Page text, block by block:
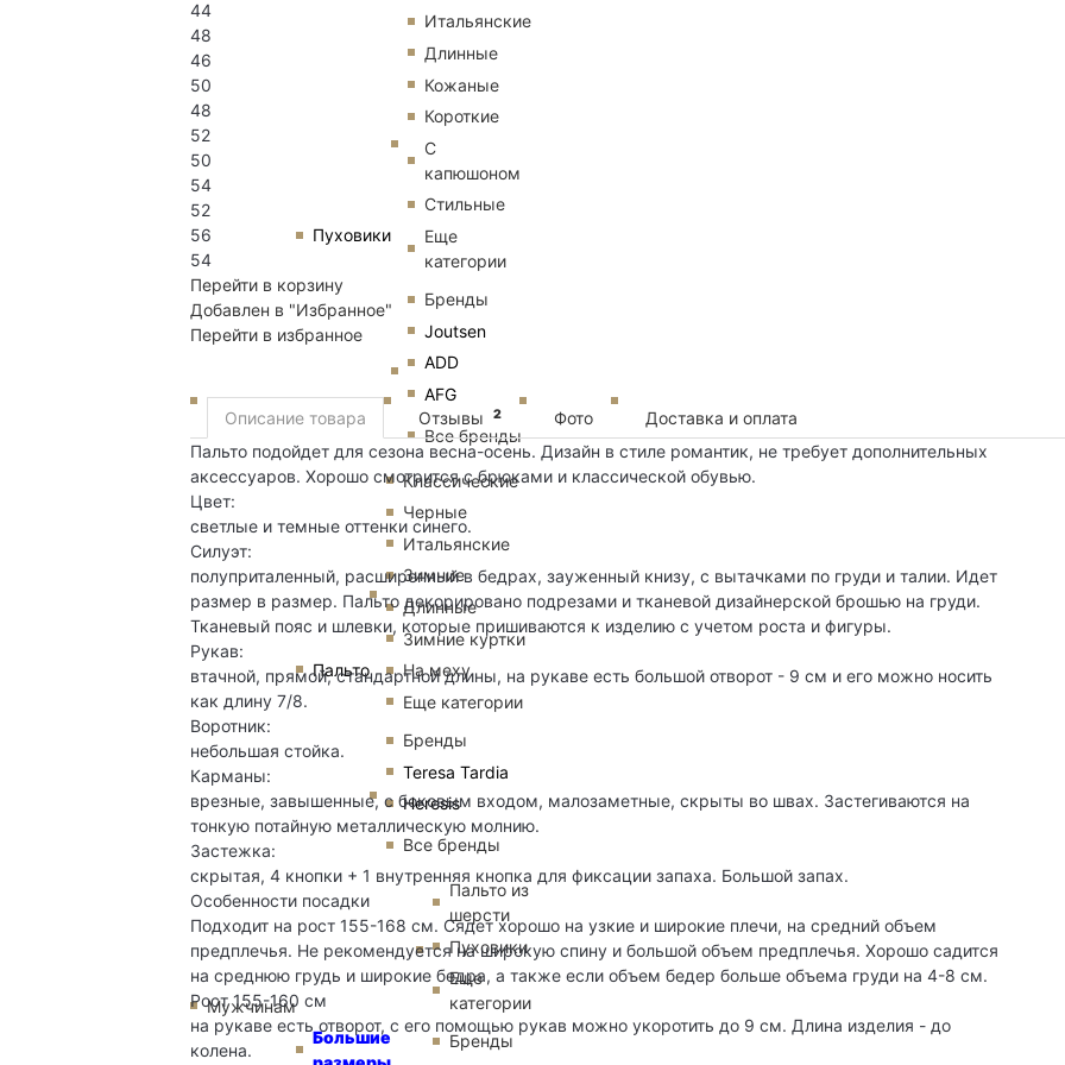
Мужчинам
Пуховики
Итальянские
Длинные
Кожаные
Короткие
С
капюшоном
Стильные
Еще
категории
Бренды
Joutsen
ADD
AFG
Все бренды
Пальто
Классические
Черные
Итальянские
Зимние
Длинные
Зимние куртки
На меху
Еще категории
Бренды
Teresa Tardia
Heresis
Все бренды
Большие
Пальто из
шерсти
Пуховики
Еще
категории
Бренды
44
48
46
50
48
52
50
54
52
56
54
Перейти в корзину
Добавлен в "Избранное"
Перейти в избранное
Описание товара Отзывы 2 Фото
Доставка и оплата
Пальто подойдет для сезона весна-осень. Дизайн в стиле романтик, не требует дополнительных
аксессуаров. Хорошо смотрится с брюками и классической обувью.
Цвет:
светлые и темные оттенки синего.
Силуэт:
полуприталенный, расширенный в бедрах, зауженный книзу, с вытачками по груди и талии. Идет
размер в размер. Пальто декорировано подрезами и тканевой дизайнерской брошью на груди.
Тканевый пояс и шлевки, которые пришиваются к изделию с учетом роста и фигуры.
Рукав:
втачной, прямой, стандартной длины, на рукаве есть большой отворот - 9 см и его можно носить
как длину 7/8.
Воротник:
небольшая стойка.
Карманы:
врезные, завышенные, с боковым входом, малозаметные, скрыты во швах. Застегиваются на
тонкую потайную металлическую молнию.
Застежка:
скрытая, 4 кнопки + 1 внутренняя кнопка для фиксации запаха. Большой запах.
Особенности посадки
Подходит на рост 155-168 см. Сядет хорошо на узкие и широкие плечи, на средний объем
предплечья. Не рекомендуется на широкую спину и большой объем предплечья. Хорошо садится
на среднюю грудь и широкие бедра, а также если объем бедер больше объема груди на 4-8 см.
Рост 155-160 см
на рукаве есть отворот, с его помощью рукав можно укоротить до 9 см. Длина изделия - до
колена.